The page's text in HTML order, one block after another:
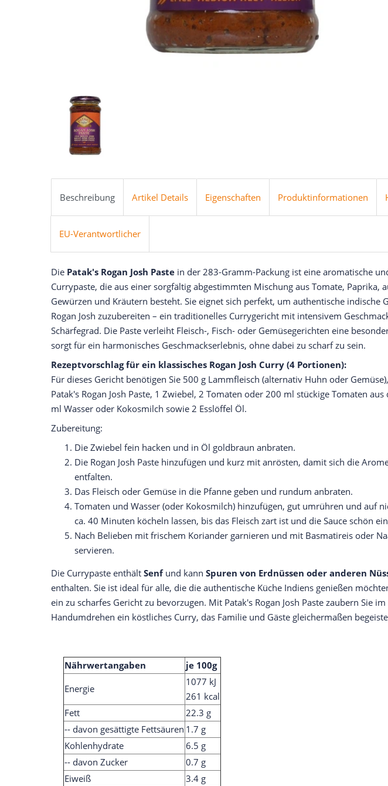
Beschreibung Artikel Details Eigenschaften Produktinformationen
EU-Verantwortlicher
Die Patak's Rogan Josh Paste in der 283-Gramm-Packung ist eine aromatische
Currypaste, die aus einer sorgfältig abgestimmten Mischung aus Tomate, Paprika,
Gewürzen und Kräutern besteht. Sie eignet sich perfekt, um authentische indische
Rogan Josh zuzubereiten – ein traditionelles Currygericht mit intensivem
Schärfegrad. Die Paste verleiht Fleisch-, Fisch- oder Gemüsegerichten eine
sorgt für ein harmonisches Geschmackserlebnis, ohne dabei zu scharf zu sein.
Rezeptvorschlag für ein klassisches Rogan Josh Curry (4 Portionen):
Für dieses Gericht benötigen Sie 500 g Lammfleisch (alternativ Huhn oder
Patak's Rogan Josh Paste, 1 Zwiebel, 2 Tomaten oder 200 ml stückige Tomaten aus
ml Wasser oder Kokosmilch sowie 2 Esslöffel Öl.
Zubereitung:
Die Zwiebel fein hacken und in Öl goldbraun anbraten.
Die Rogan Josh Paste hinzufügen und kurz mit anrösten, damit sich die
entfalten.
Das Fleisch oder Gemüse in die Pfanne geben und rundum anbraten.
Tomaten und Wasser (oder Kokosmilch) hinzufügen, gut umrühren und auf
ca. 40 Minuten köcheln lassen, bis das Fleisch zart ist und die Sauce schön
Nach Belieben mit frischem Koriander garnieren und mit Basmatireis oder
servieren.
Die Currypaste enthältSenfund kann Spuren von Erdnüssen oder anderen
enthalten. Sie ist ideal für alle, die die authentische Küche Indiens genießen
ein zu scharfes Gericht zu bevorzugen. Mit Patak's Rogan Josh Paste zaubern Sie im
Handumdrehen ein köstliches Curry, das Familie und Gäste gleichermaßen
Nährwertangaben
je 100g
Energie
1077 kJ
261 kcal
Fett
22.3 g
-- davon gesättigte Fettsäuren 1.7 g
Kohlenhydrate
6.5 g
-- davon Zucker
0.7 g
Eiweiß
3.4 g